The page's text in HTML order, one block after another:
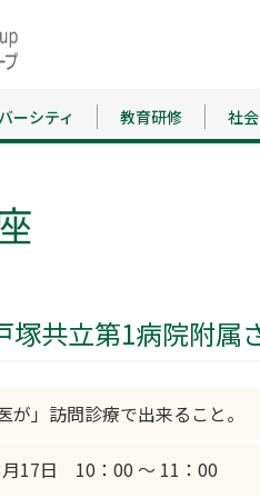
ーシティ 教育研修 社
塚共立第1病院附属
が」訪問診療で出来ること。
17日 10：00 ～ 11：00